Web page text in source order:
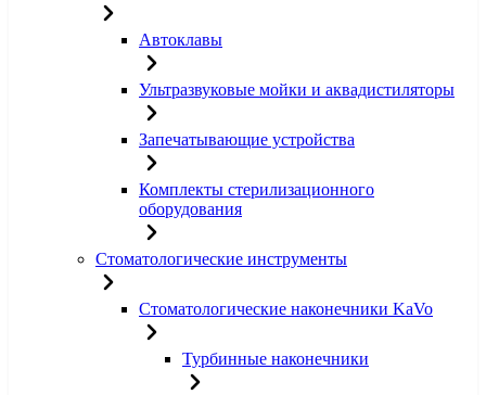
Автоклавы
Ультразвуковые мойки и аквадистиляторы
Запечатывающие устройства
Комплекты стерилизационного
оборудования
Стоматологические инструменты
Стоматологические наконечники KaVo
Турбинные наконечники